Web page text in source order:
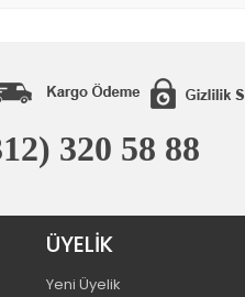
320 58 88
ÜYELİK
Yeni Üyelik